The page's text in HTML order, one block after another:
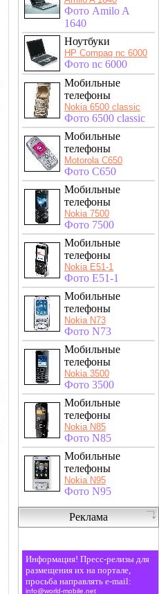
Фото Amilo A
1640
Ноутбуки
HP Compaq nc 6000
Фото nc 6000
Мобильные
телефоны
Nokia 6500 classic
Фото 6500 classic
Мобильные
телефоны
Motorola C650
Фото C650
Мобильные
телефоны
Nokia 7500
Фото 7500
Мобильные
телефоны
Nokia E51-1
Фото E51-1
Мобильные
телефоны
Nokia N73
Фото N73
Мобильные
телефоны
Nokia 3500
Фото 3500
Мобильные
телефоны
Nokia N85
Фото N85
Мобильные
телефоны
Nokia N95
Фото N95
Реклама
Информация! Пресс-релизы для
размещения их на портале,
просьба направлять e-mail:
info@world-mobile.net